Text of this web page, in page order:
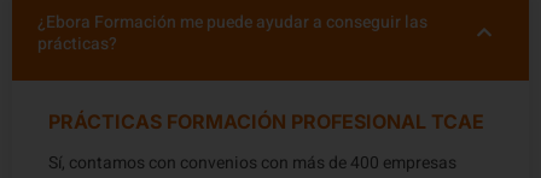
¿Ebora Formación me puede ayudar a conseguir las
prácticas?
PRÁCTICAS FORMACIÓN PROFESIONAL TCAE
Sí, contamos con convenios con más de 400 empresas